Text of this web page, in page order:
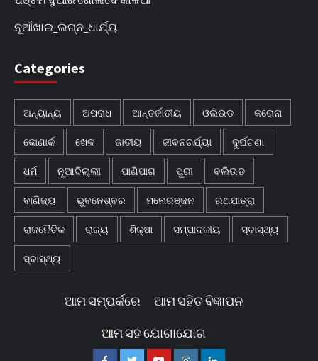
ନୂଆଁଖାଇ_ଲଗ୍ନ_ଧାର୍ଯ୍ୟ
Categories
ଅନ୍ୟାନ୍ୟ ଅପରାଧ ଆନ୍ତର୍ଜାତୀୟ ଓଲିଉଡ କରୋନା
କୋଣାର୍କ ଖେଳ ଜାତୀୟ ଜୀବନଚର୍ଯ୍ୟା ଦୁର୍ଘଟଣା
ଧର୍ମ ନୂଆଦିଲ୍ଲୀ ପାଣିପାଗ ପୁରୀ ବଲିଉଡ
ବାଣିଜ୍ୟ ଭୁବନେଶ୍ବର ମନୋରଞ୍ଜନ ରଥଯାତ୍ରା
ରାଜନୈତିକ ରାଜ୍ୟ ଶିକ୍ଷା ସମ୍ପାଦକୀୟ ସ୍ବାସ୍ଥ୍ୟ
ସ୍ବାସ୍ଥ୍ୟ
ଆମ ସମ୍ପର୍କରେ ଆମ ସହିତ ବିଜ୍ଞାପନ
ଆମ ସହ ଯୋଗାଯୋଗ